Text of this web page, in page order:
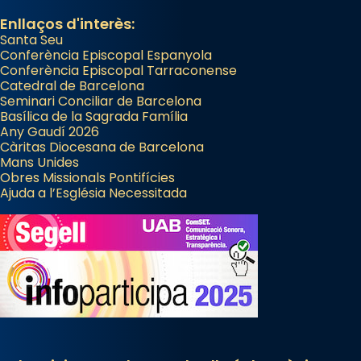
View on Facebook · Share
Arquebisbat de Barcelona
2 weeks ago
Jaume, fill de Zebedeu, és juntament amb el
seu germà Joan i Pere un dels que
acompanyava més de prop Jesús.
Segons el llibre dels Fets (12,2) fou el primer
apòstol màrtir, decapitat a Jerusalem per
Herodes Agripa (vers l'any 44).
Patró de Galícia, després de les invasions
musulmanes fou venerat com a patró dels
Regnes castellans i més tard de tota
Espanya.
Enllaços d'interès:
Santa Seu
Conferència Episcopal Espanyola
Conferència Episcopal Tarraconense
Catedral de Barcelona
Seminari Conciliar de Barcelona
Basílica de la Sagrada Família
Any Gaudí 2026
Càritas Diocesana de Barcelona
Mans Unides
Obres Missionals Pontifícies
Ajuda a l’Església Necessitada